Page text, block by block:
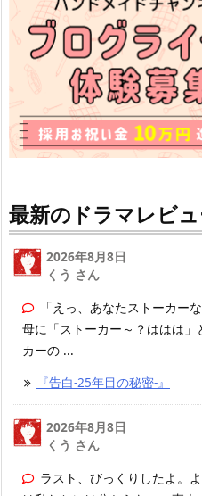
最新のドラマレビ
2026年8月8日
くう さん
「えっ、あなたストーカー
母に「ストーカー～？ははは
カーの ...
『告白-25年目の秘密-』
2026年8月8日
くう さん
ラスト、びっくりしたよ。